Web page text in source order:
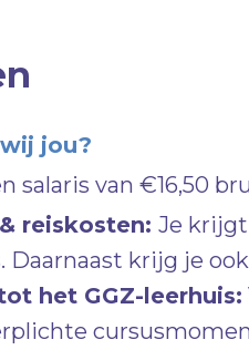
jou?
salaris van €16,50
reiskosten: Je
Daarnaast krijg je
het GGZ-leerhuis: